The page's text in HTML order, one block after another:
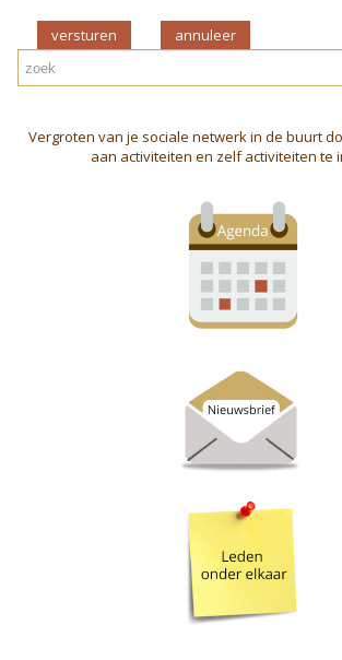
versturen
Vergroten van je sociale netwerk in de buurt
aan activiteiten en zelf activiteiten te